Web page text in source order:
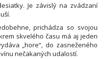
Je závislý na zvádzaní
prichádza so svojou
skvelého času má aj jeden
„hore“, do zasneženého
nečakaných udalostí.